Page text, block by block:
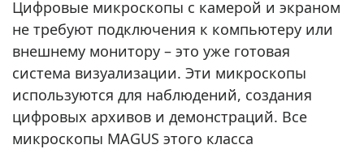
Цифровые микроскопы с камерой и экраном
не требуют подключения к компьютеру или
внешнему монитору – это уже готовая
система визуализации. Эти микроскопы
используются для наблюдений, создания
цифровых архивов и демонстраций. Все
микроскопы MAGUS этого класса